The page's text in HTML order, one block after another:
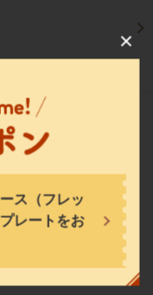
ス（フレッ
レートをお
する